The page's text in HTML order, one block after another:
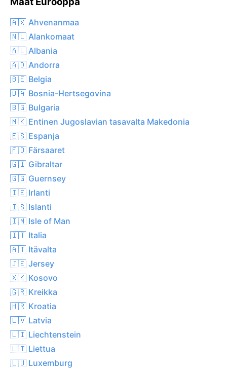
🇦🇽 Ahvenanmaa
🇳🇱 Alankomaat
🇦🇱 Albania
🇦🇩 Andorra
🇧🇪 Belgia
🇧🇦 Bosnia-Hertsegovina
🇧🇬 Bulgaria
🇲🇰 Entinen Jugoslavian tasavalta Makedonia
🇪🇸 Espanja
🇫🇴 Färsaaret
🇬🇮 Gibraltar
🇬🇬 Guernsey
🇮🇪 Irlanti
🇮🇸 Islanti
🇮🇲 Isle of Man
🇮🇹 Italia
🇦🇹 Itävalta
🇯🇪 Jersey
🇽🇰 Kosovo
🇬🇷 Kreikka
🇭🇷 Kroatia
🇱🇻 Latvia
🇱🇮 Liechtenstein
🇱🇹 Liettua
🇱🇺 Luxemburg